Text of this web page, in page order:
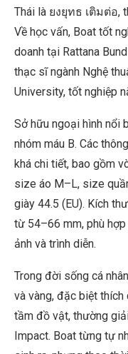
Thái là ยงยุทธ เติมต่อ,
Về học vấn, Boat tốt
doanh tại Rattana
thạc sĩ ngành Nghệ
University, tốt nghiệp
Sở hữu ngoại hình nổi
nhóm máu B. Các
khá chi tiết, bao gồm
size áo M–L, size
giày 44.5 (EU). Kích
từ 54–66 mm, phù
ảnh và trình diễn.
Trong đời sống cá
và vàng, đặc biệt thích
tầm đồ vật, thường
Impact. Boat từng tự